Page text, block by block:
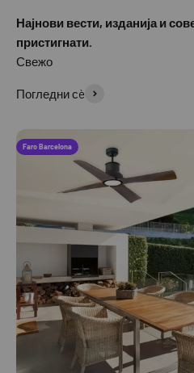
Најнови вести, изданија и
пристигнати.
Погледни сè
Faro Barcelona